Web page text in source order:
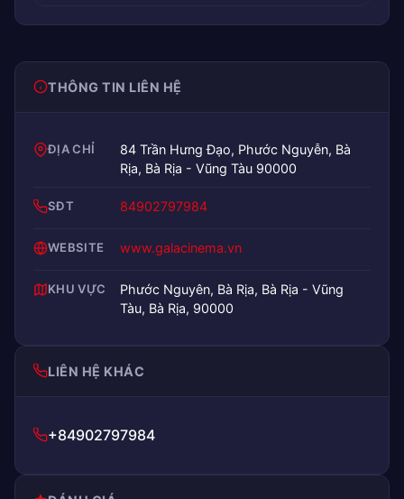
THÔNG TIN LIÊN HỆ
ĐỊA CHỈ
84 Trần Hưng Đạo, Phước Nguyễn, Bà
Rịa, Bà Rịa - Vũng Tàu 90000
SĐT 84902797984
WEBSITE www.galacinema.vn
KHU VỰC
Phước Nguyên, Bà Rịa, Bà Rịa - Vũng
Tàu, Bà Rịa, 90000
LIÊN HỆ KHÁC
+84902797984